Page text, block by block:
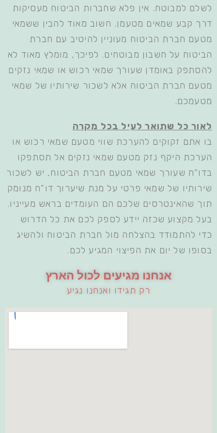
לשלם למבוטח. אין פלא שחברות הביטוח מעסיקות
דרך קבע שמאים מטעמן. חשוב מאוד להבין ששמאי
מטעם חברת הביטוח מעוניין להיטיב עם חברת
הביטוח על חשבון מבוטחים. לפיכך, מומלץ מאוד לא
להסתפק באומדן שעורך שמאי רכוש או שמאי נזקים
מטעם חברת הביטוח אלא לשכור שירותיו של שמאי
מטעמכם.
לאור כל שתואר לעיל בכל מקרה
בו אתם זקוקים להערכת שווי מטעם שמאי רכוש או
הערכת היקף נזק מטעם שמאי נזקים אל תסתפקו
בדו”ח שעורך שמאי מטעם חברת הביטוח, יש לשכור
שירותיו של שמאי פרטי על מנת שיערוך דו”ח מנומק
תוך שהאינטרסים שלכם הם העומדים בראש מעייניו.
בעל מקצוע שכזה יידע לספק לכם את כל הדרוש
כדי להתמודד בהצלחה מול חברת הביטוח ולהשיג
בסופו של יום את הפיצוי המגיע לכם.
אנחנו מגיעים לכול הארץ
רק תגידו ואנחנו נגיע